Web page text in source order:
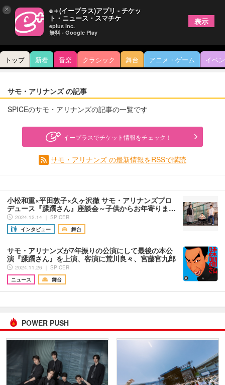
トップ 新着 音楽 クラシック 舞台 アニメ・ゲーム イベ
サモ・アリナンズ の記事
SPICEのサモ・アリナンズの記事の一覧です
イープラスでチケット情報をチェック！
サモ・アリナンズ の最新情報をRSSで購読
小松和重×平田敦子×久ヶ沢徹 サモ・アリナンズプロ
デュース『蹂躙さん』座談会～子供からお年寄りま…
2024.12.14 ｜ SPICER
インタビュー
舞台
サモ・アリナンズが7年振りの公演にして最後の本公
演『蹂躙さん』を上演、客演に荒川良々、宮藤官九郎
2024.11.26 ｜ SPICER
ニュース
舞台
POWER PUSH
× e＋(イープラス)アプリ - チケッ
ト・ニュース・スマチケ
eplus inc.
無料 - Google Play
表示